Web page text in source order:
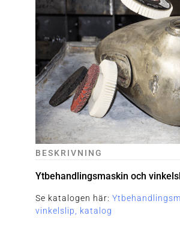
BESKRIVNING
Ytbehandlingsmaskin och
Se katalogen här:
vinkelslip, katalog